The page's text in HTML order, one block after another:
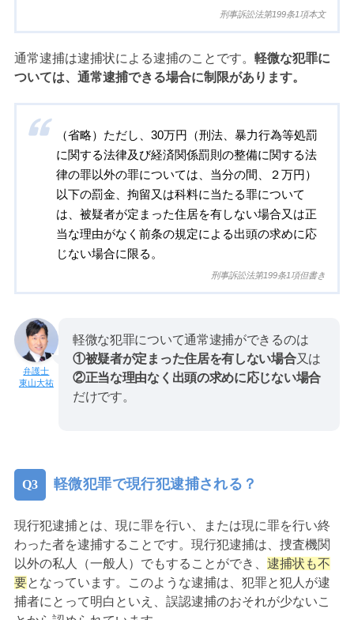
刑事訴訟法第199条1項本文
通常逮捕は逮捕状による逮捕のことです。 軽微な犯罪に
ついては、通常逮捕できる場合に制限があります。
（省略）ただし、30万円（刑法、暴力行為等処罰
に関する法律及び経済関係罰則の整備に関する法
律の罪以外の罪については、当分の間、２万円）
以下の罰金、拘留又は科料に当たる罪について
は、被疑者が定まった住居を有しない場合又は正
当な理由がなく前条の規定による出頭の求めに応
じない場合に限る。
刑事訴訟法第199条1項但書き
東山大祐
軽微な犯罪について通常逮捕ができるのは
①被疑者が定まった住居を有しない場合又は
②正当な理由なく出頭の求めに応じない場合
だけです。
軽微犯罪で現行犯逮捕される？
現行犯逮捕とは、現に罪を行い、または現に罪を行い終
わった者を逮捕することです。現行犯逮捕は、捜査機関
以外の私人（一般人）でもすることができ、 逮捕状も不
要となっています。このような逮捕は、犯罪と犯人が逮
捕者にとって明白といえ、誤認逮捕のおそれが少ないこ